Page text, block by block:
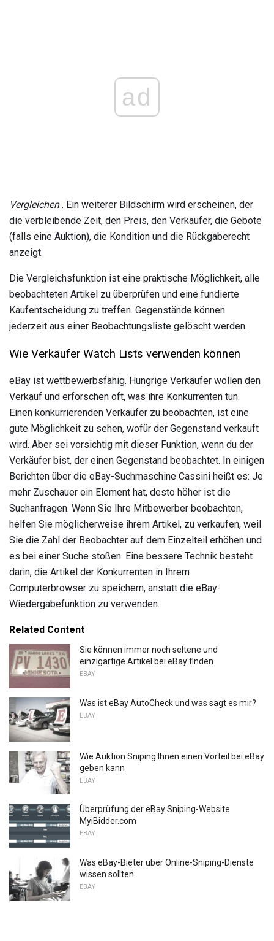
ad
Vergleichen. Ein weiterer Bildschirm wird erscheinen, der
die verbleibende Zeit, den Preis, den Verkäufer, die Gebote
(falls eine Auktion), die Kondition und die Rückgaberecht
anzeigt.
Die Vergleichsfunktion ist eine praktische Möglichkeit, alle
beobachteten Artikel zu überprüfen und eine fundierte
Kaufentscheidung zu treffen. Gegenstände können
jederzeit aus einer Beobachtungsliste gelöscht werden.
Wie Verkäufer Watch Lists verwenden können
eBay ist wettbewerbsfähig. Hungrige Verkäufer wollen den
Verkauf und erforschen oft, was ihre Konkurrenten tun.
Einen konkurrierenden Verkäufer zu beobachten, ist eine
gute Möglichkeit zu sehen, wofür der Gegenstand verkauft
wird. Aber sei vorsichtig mit dieser Funktion, wenn du der
Verkäufer bist, der einen Gegenstand beobachtet. In einigen
Berichten über die eBay-Suchmaschine Cassini heißt es: Je
mehr Zuschauer ein Element hat, desto höher ist die
Suchanfragen. Wenn Sie Ihre Mitbewerber beobachten,
helfen Sie möglicherweise ihrem Artikel, zu verkaufen, weil
Sie die Zahl der Beobachter auf dem Einzelteil erhöhen und
es bei einer Suche stoßen. Eine bessere Technik besteht
darin, die Artikel der Konkurrenten in Ihrem
Computerbrowser zu speichern, anstatt die eBay-
Wiedergabefunktion zu verwenden.
Related Content
Sie können immer noch seltene und
einzigartige Artikel bei eBay finden
EBAY
Was ist eBay AutoCheck und was sagt es mir?
EBAY
Wie Auktion Sniping Ihnen einen Vorteil bei eBay
geben kann
EBAY
Überprüfung der eBay Sniping-Website
MyiBidder.com
EBAY
Was eBay-Bieter über Online-Sniping-Dienste
wissen sollten
EBAY